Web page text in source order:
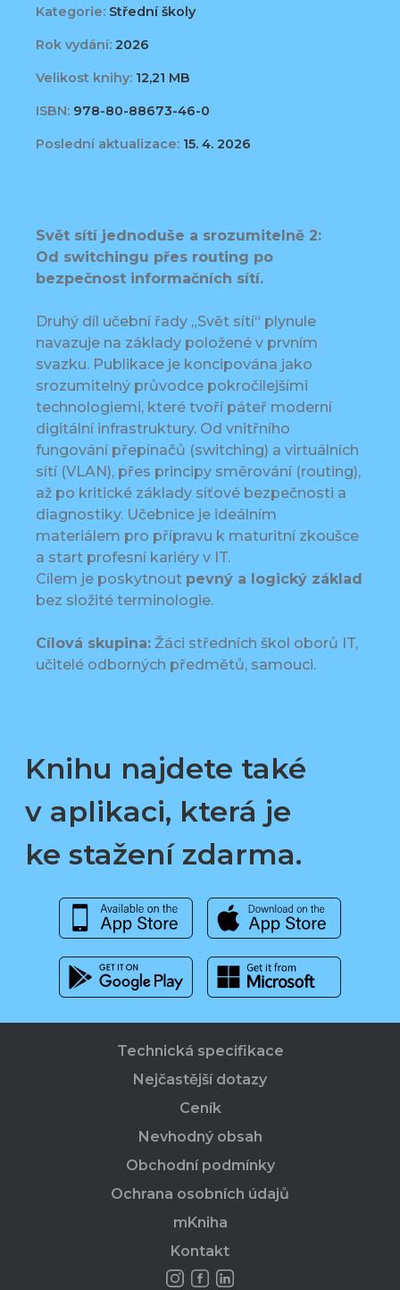
Kategorie: Střední školy
Rok vydání: 2026
Velikost knihy: 12,21 MB
ISBN: 978-80-88673-46-0
Poslední aktualizace: 15. 4. 2026
Svět sítí jednoduše a srozumitelně 2:
Od switchingu přes routing po
bezpečnost informačních sítí.
Druhý díl učební řady „Svět sítí“ plynule
navazuje na základy položené v prvním
svazku. Publikace je koncipována jako
srozumitelný průvodce pokročilejšími
technologiemi, které tvoří páteř moderní
digitální infrastruktury. Od vnitřního
fungování přepínačů (switching) a virtuálních
sítí (VLAN), přes principy směrování (routing),
až po kritické základy síťové bezpečnosti a
diagnostiky. Učebnice je ideálním
materiálem pro přípravu k maturitní zkoušce
a start profesní kariéry v IT.
Cílem je poskytnout pevný a logický základ
bez složité terminologie.
Cílová skupina: Žáci středních škol oborů IT,
učitelé odborných předmětů, samouci.
Knihu najdete také
v aplikaci, která je
ke stažení zdarma.
Technická specifikace
Nejčastější dotazy
Ceník
Nevhodný obsah
Obchodní podmínky
Ochrana osobních údajů
mKniha
Kontakt